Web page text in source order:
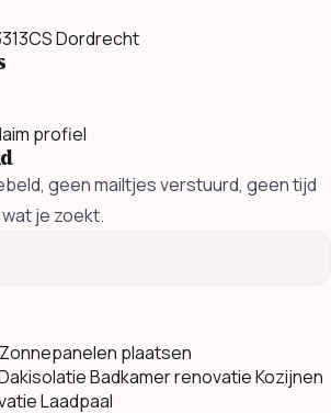
Dordrecht
profiel
geen mailtjes verstuurd, geen tijd
je zoekt.
Zonnepanelen plaatsen
Badkamer renovatieKozijnen
Laadpaal